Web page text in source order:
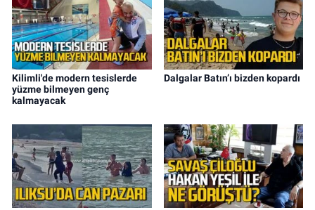
Kilimli'de modern tesislerde
yüzme bilmeyen genç
kalmayacak
Dalgalar Batın’ı bizden kopardı